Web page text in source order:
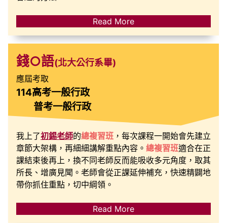
Read More
錢○語(北大公行系畢)
應屆考取
114高考一般行政
普考一般行政
我上了初錫老師的總複習班 ，每次課程一開始會先建立
章節大架構，再細細講解重點內容。 總複習班適合在正
課結束後再上，換不同老師反而能吸收多元角度，取其
所長、增廣見聞。老師會從正課延伸補充，快速精闢地
帶你抓住重點，切中綱領。
Read More